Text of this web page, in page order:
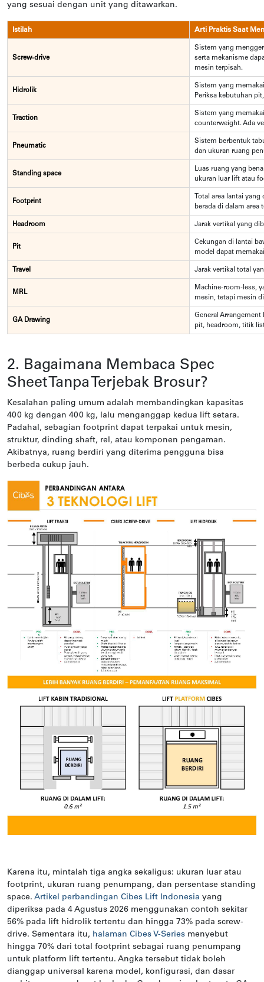
yang sesuai dengan unit yang ditawarkan.
Istilah Arti Praktis Saat
Screw-drive
Sistem yang
serta mekanisme
mesin terpisah.
Hidrolik
Sistem yang
Periksa kebutuhan
Traction
Sistem yang
counterweight. Ada
Pneumatic
Sistem berbentuk
dan ukuran ruang
Standing space
Luas ruang yang
ukuran luar lift atau
Footprint
Total area lantai
berada di dalam area
Headroom Jarak vertikal yang
Pit
Cekungan di lantai
model dapat
Travel Jarak vertikal total
MRL
Machine-room-less,
mesin, tetapi mesin
GA Drawing
General
pit, headroom, titik
2. Bagaimana Membaca Spec
Sheet Tanpa Terjebak Brosur?
Kesalahan paling umum adalah membandingkan kapasitas
400 kg dengan 400 kg, lalu menganggap kedua lift setara.
Padahal, sebagian footprint dapat terpakai untuk mesin,
struktur, dinding shaft, rel, atau komponen pengaman.
Akibatnya, ruang berdiri yang diterima pengguna bisa
berbeda cukup jauh.
Karena itu, mintalah tiga angka sekaligus: ukuran luar atau
footprint, ukuran ruang penumpang, dan persentase standing
space. Artikel perbandingan Cibes Lift Indonesia yang
diperiksa pada 4 Agustus 2026 menggunakan contoh sekitar
56% pada lift hidrolik tertentu dan hingga 73% pada screw-
drive. Sementara itu, halaman Cibes V-Series menyebut
hingga 70% dari total footprint sebagai ruang penumpang
untuk platform lift tertentu. Angka tersebut tidak boleh
dianggap universal karena model, konfigurasi, dan dasar